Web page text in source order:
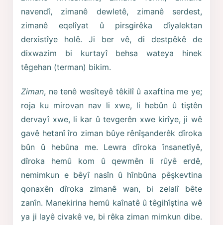
navendî, zimanê dewletê, zimanê serdest,
zimanê eqelîyat û pirsgirêka dîyalektan
derxistîye holê. Ji ber vê, di destpêkê de
dixwazim bi kurtayî behsa wateya hinek
têgehan (terman) bikim.
Ziman, ne tenê wesîteyê têkilî û axaftina me ye;
roja ku mirovan nav li xwe, li hebûn û tiştên
dervayî xwe, li kar û tevgerên xwe kirîye, ji wê
gavê hetanî îro ziman bûye rênîşanderêk dîroka
bûn û hebûna me. Lewra dîroka însanetîyê,
dîroka hemû kom û qewmên li rûyê erdê,
nemimkun e bêyî nasîn û hînbûna pêşkevtina
qonaxên dîroka zimanê wan, bi zelalî bête
zanîn. Manekirina hemû kaînatê û têgihîştina wê
ya ji layê civakê ve, bi rêka ziman mimkun dibe.